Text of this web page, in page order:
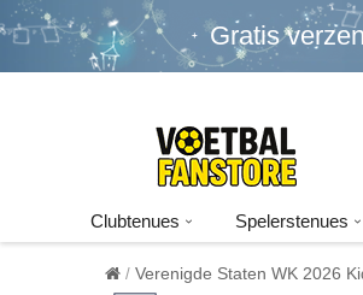
Gratis
Clubtenues Spelerstenues
Verenigde Staten WK 2026